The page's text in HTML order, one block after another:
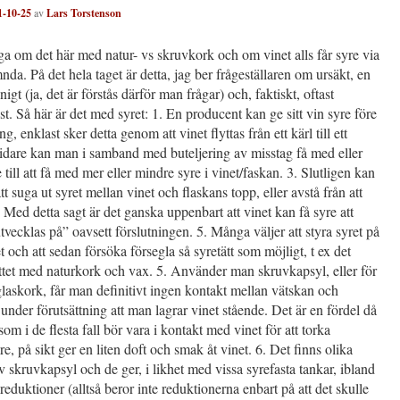
10-25avLars Torstenson
om det här med natur- vs skruvkork och om vinet alls får syre via
På det hela taget är detta, jag ber frågeställaren om ursäkt, en
(ja, det är förstås därför man frågar) och, faktiskt, oftast
Så här är det med syret: 1. En producent kan ge sitt vin syre före
enklast sker detta genom att vinet flyttas från ett kärl till ett
kan man i samband med buteljering av misstag få med eller
till att få med mer eller mindre syre i vinet/faskan. 3. Slutligen kan
suga ut syret mellan vinet och flaskans topp, eller avstå från att
detta sagt är det ganska uppenbart att vinet kan få syre att
på” oavsett förslutningen. 5. Många väljer att styra syret på
och att sedan försöka försegla så syretätt som möjligt, t ex det
med naturkork och vax. 5. Använder man skruvkapsyl, eller för
får man definitivt ingen kontakt mellan vätskan och
förutsättning att man lagrar vinet stående. Det är en fördel då
i de flesta fall bör vara i kontakt med vinet för att torka
på sikt ger en liten doft och smak åt vinet. 6. Det finns olika
skruvkapsyl och de ger, i likhet med vissa syrefasta tankar, ibland
(alltså beror inte reduktionerna enbart på att det skulle